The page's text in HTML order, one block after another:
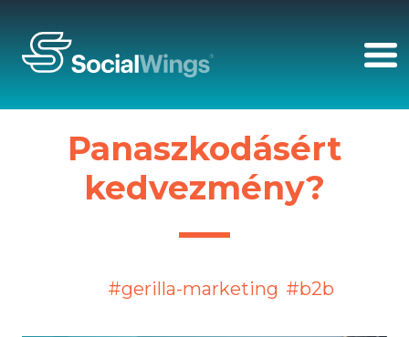
Panaszkodásért
kedvezmény?
#gerilla-marketing #b2b